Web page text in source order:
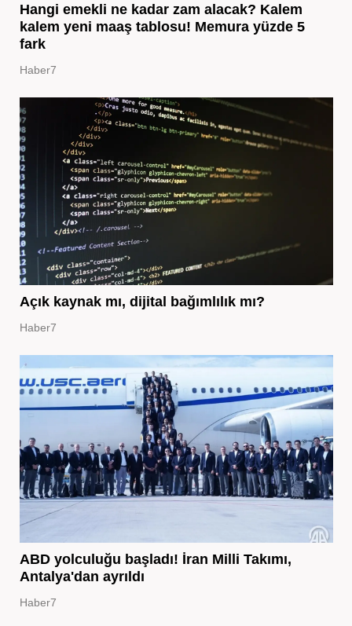
Hangi emekli ne kadar zam alacak? Kalem
kalem yeni maaş tablosu! Memura yüzde 5
fark
Haber7
Açık kaynak mı, dijital bağımlılık mı?
Haber7
ABD yolculuğu başladı! İran Milli Takımı,
Antalya'dan ayrıldı
Haber7